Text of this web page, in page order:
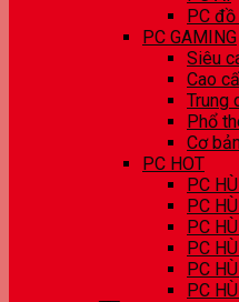
PC đồ
PC GAMING
Siêu
Cao
Trung
Phổ
Cơ
PC HOT
PC
PC
PC
PC
PC
PC